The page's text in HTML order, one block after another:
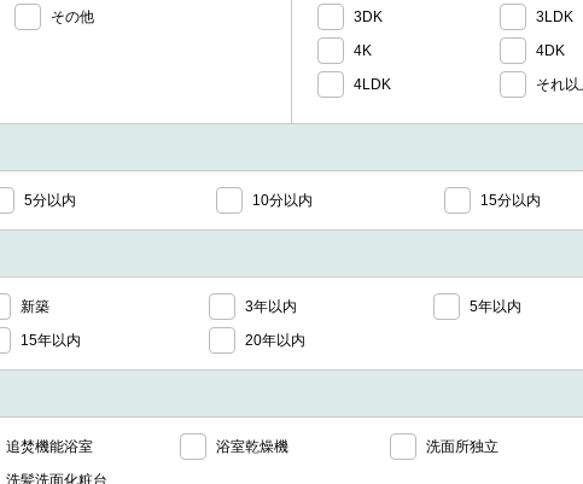
その他
3DK
3LDK
4K
4DK
4LDK
それ以
5分以内 10分以内 15分以内
新築 3年以内
5年以内
15年以内 20年以内
追焚機能浴室 浴室乾燥機
洗面所独立
洗髪洗面化粧台